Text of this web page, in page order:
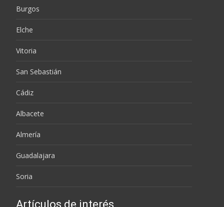
Burgos
Elche
Vitoria
San Sebastián
Cádiz
Albacete
Almería
Guadalajara
Soria
Artículos de interés